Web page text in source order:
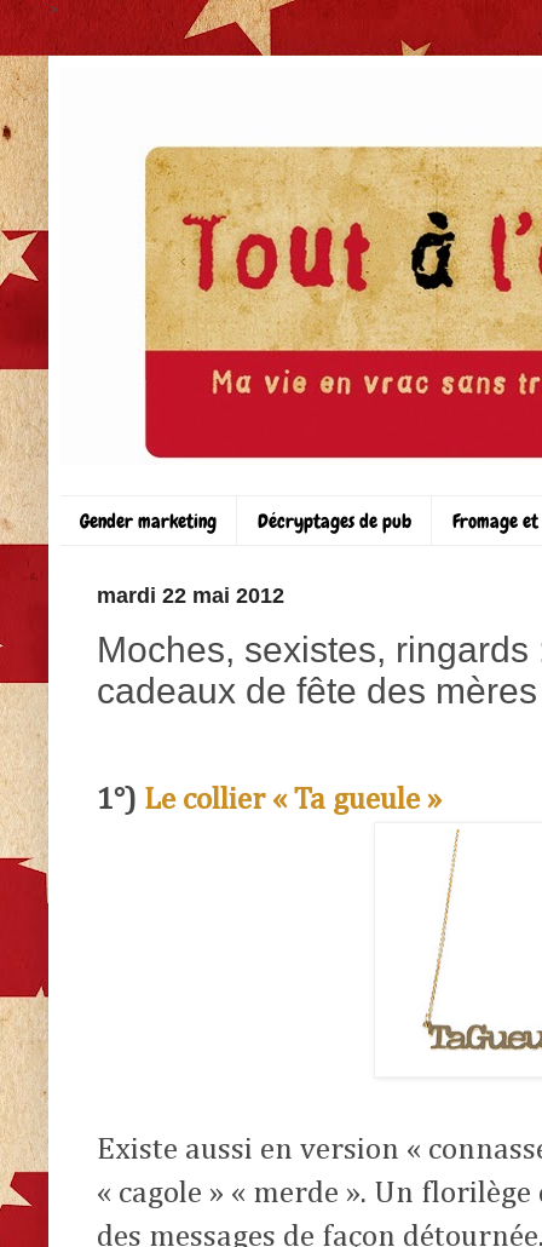
>
Gender marketing Décryptages de pub Fromage
mardi 22 mai 2012
Moches, sexistes,
cadeaux de fête des mères
1°) Le collier « Ta gueule »
Existe aussi en version «
« cagole » « merde ». Un
des messages de façon